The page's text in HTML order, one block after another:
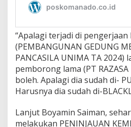
“Apalagi terjadi di pengerjaan
(PEMBANGUNAN GEDUNG
PANCASILA UNIMA TA
pemborong lama (PT
boleh. Apalagi dia sudah di-
Harusnya dia sudah di-
Lanjut Boyamin Saiman,
melakukan PENINJAUAN